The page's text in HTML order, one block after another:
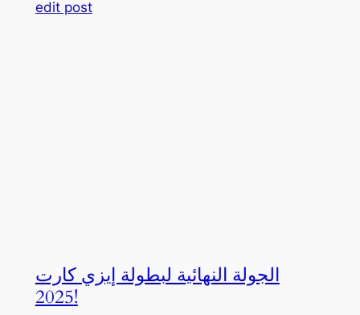
edit post
الجولة النهائية لبطولة إيزي كارت
2025!